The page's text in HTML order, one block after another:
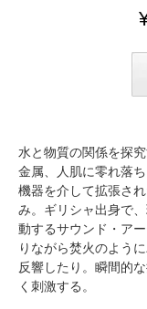
水と物質の関係を探
金属、人肌に零れ落
機器を介して拡張さ
み。ギリシャ出身で
動するサウンド・ア
りながら焚火のよう
反響したり。瞬間的
く刺激する。